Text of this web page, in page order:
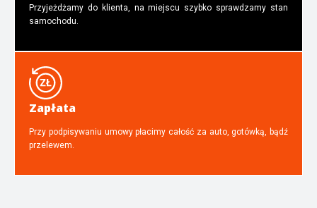
Przyjeżdżamy do klienta, na miejscu szybko sprawdzamy stan
samochodu.
Zapłata
Przy podpisywaniu umowy płacimy całość za auto, gotówką, bądź
przelewem.